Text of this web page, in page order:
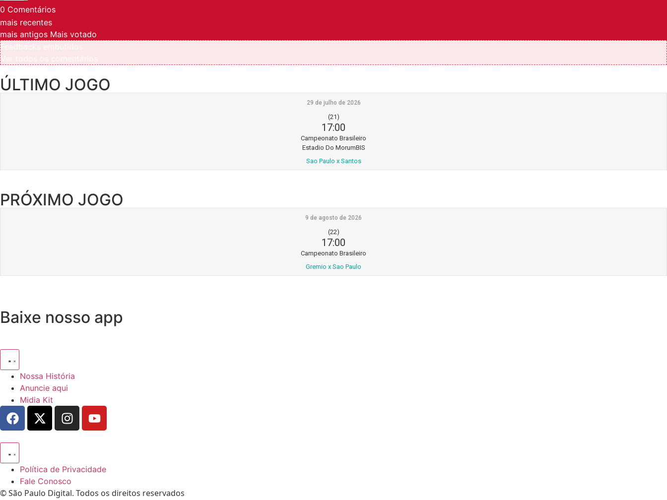
0 Comentários
mais recentes
mais antigos Mais votado
ÚLTIMO JOGO
29 de julho de 2026
(21)
17:00
Campeonato Brasileiro
Estadio Do MorumBIS
Sao Paulo x Santos
PRÓXIMO JOGO
9 de agosto de 2026
(22)
17:00
Campeonato Brasileiro
Gremio x Sao Paulo
Baixe nosso app
Nossa História
Anuncie aqui
Midia Kit
Política de Privacidade
Fale Conosco
© São Paulo Digital. Todos os direitos reservados